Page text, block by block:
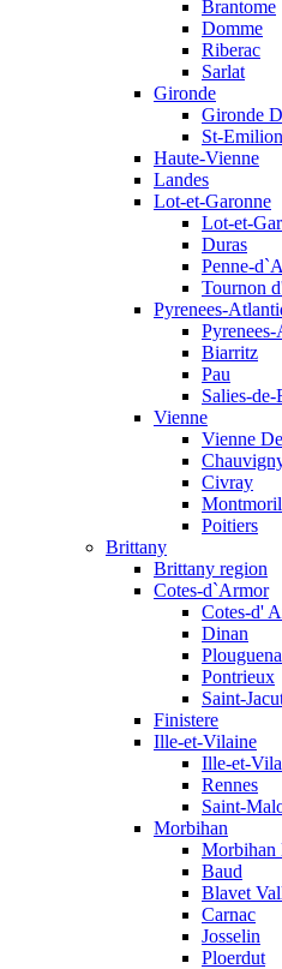
Brantome
Domme
Riberac
Sarlat
Gironde
Gironde
St-Emilion
Haute-Vienne
Landes
Lot-et-Garonne
Lot-et-
Duras
Penne-
Tournon
Pyrenees-
Biarritz
Pau
Salies-de-
Vienne
Vienne
Civray
Poitiers
Brittany
Brittany region
Cotes-d`Armor
Cotes-d'
Dinan
Pontrieux
Saint-
Finistere
Ille-et-Vilaine
Ille-et-
Rennes
Saint-
Morbihan
Morbihan
Baud
Blavet
Carnac
Josselin
Ploerdut